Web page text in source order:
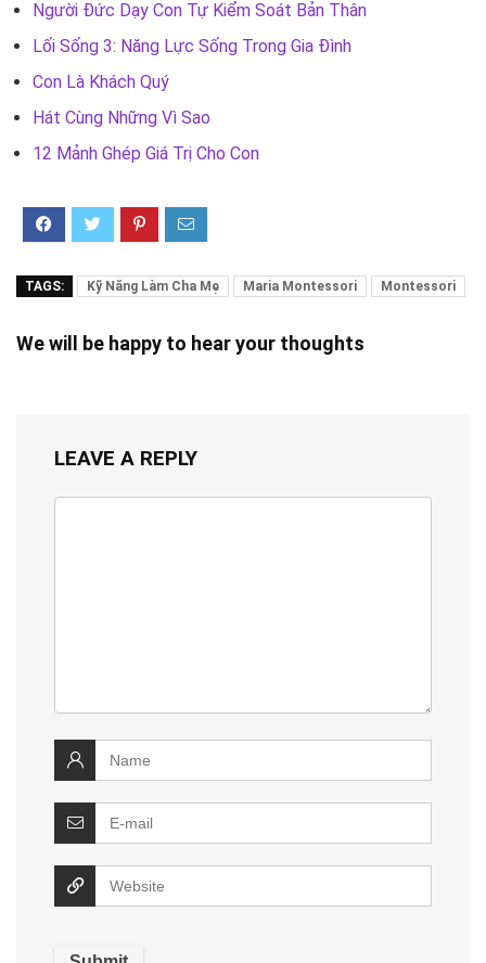
Người Đức Dạy Con Tự Kiểm Soát Bản Thân
Lối Sống 3: Năng Lực Sống Trong Gia Đình
Con Là Khách Quý
Hát Cùng Những Vì Sao
12 Mảnh Ghép Giá Trị Cho Con
TAGS: Kỹ Năng Làm Cha Mẹ Maria Montessori Montessori
We will be happy to hear your thoughts
LEAVE A REPLY